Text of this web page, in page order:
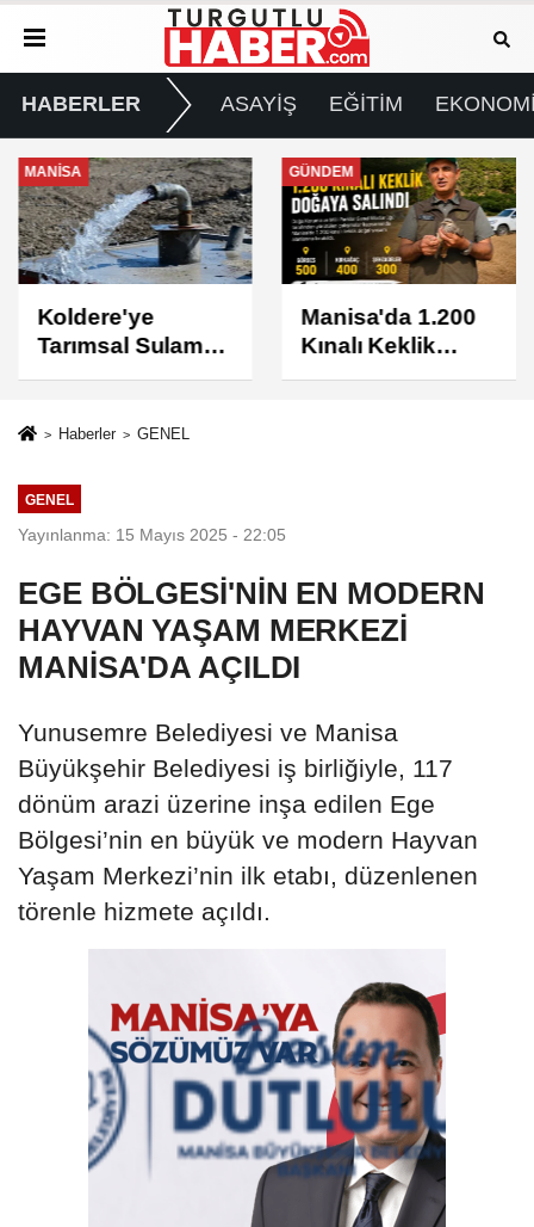
HABERLER ASAYİŞ EĞİTİM
MANİSA
Koldere'ye
Tarımsal Sulama
Desteği
GÜNDEM
Manisa'da 1.200
Kınalı Keklik
Doğaya Salındı
Haberler GENEL
GENEL
Yayınlanma: 15 Mayıs 2025 - 22:05
EGE BÖLGESİ'NİN EN MODERN
HAYVAN YAŞAM MERKEZİ
MANİSA'DA AÇILDI
Yunusemre Belediyesi ve Manisa
Büyükşehir Belediyesi iş birliğiyle, 117
dönüm arazi üzerine inşa edilen Ege
Bölgesi’nin en büyük ve modern Hayvan
Yaşam Merkezi’nin ilk etabı, düzenlenen
törenle hizmete açıldı.